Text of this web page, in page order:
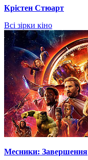
Крістен Стюарт
Всі зірки кіно
Месники: Завершення